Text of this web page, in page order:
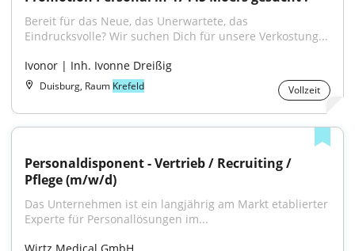
Bereit für das Neue, das Unerwartete, das
Eindrucksvolle? Wir suchen Dich für unsere Verkostung...
Ivonor | Inh. Ivonne Dreißig
Duisburg, Raum Krefeld Vollzeit
Personaldisponent - Vertrieb / Recruiting /
Pflege (m/w/d)
Das Unternehmen ist ein langjährig am Markt etablierter
Experte für Personallösungen im...